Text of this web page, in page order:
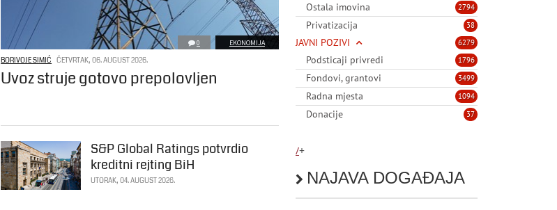
0 EKONOMIJA
BORIVOJE SIMIĆ ČETVRTAK, 06. AUGUST 2026.
Uvoz struje gotovo prepolovljen
S&P Global Ratings potvrdio
kreditni rejting BiH
UTORAK, 04. AUGUST 2026.
2794
Ostala imovina
38
Privatizacija
6279
JAVNI POZIVI
1796
Podsticaji privredi
3499
Fondovi, grantovi
1094
Radna mjesta
37
Donacije
/+
NAJAVA DOGAĐAJA